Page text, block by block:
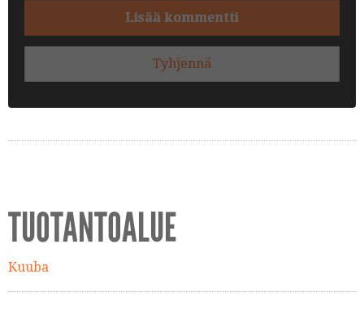
Lisää kommentti
Tyhjennä
TUOTANTOALUE
Kuuba